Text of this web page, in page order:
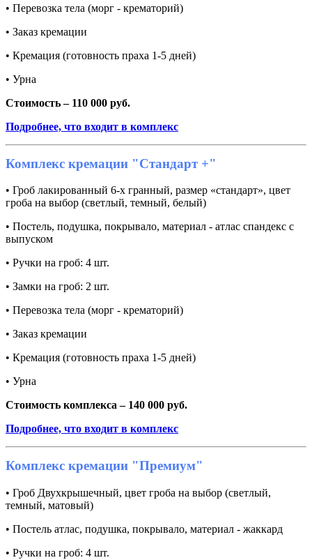
• Перевозка тела (морг - крематорий)
• Заказ кремации
• Кремация (готовность праха 1-5 дней)
• Урна
Стоимость – 110 000 руб.
Подробнее, что входит в комплекс
Комплекс кремации "Стандарт +"
• Гроб лакированный 6-х гранный, размер «стандарт», цвет
гроба на выбор (светлый, темный, белый)
• Постель, подушка, покрывало, материал - атлас спандекс с
выпуском
• Ручки на гроб: 4 шт.
• Замки на гроб: 2 шт.
• Перевозка тела (морг - крематорий)
• Заказ кремации
• Кремация (готовность праха 1-5 дней)
• Урна
Стоимость комплекса – 140 000 руб.
Подробнее, что входит в комплекс
Комплекс кремации "Премиум"
• Гроб Двухкрышечный, цвет гроба на выбор (светлый,
темный, матовый)
• Постель атлас, подушка, покрывало, материал - жаккард
• Ручки на гроб: 4 шт.